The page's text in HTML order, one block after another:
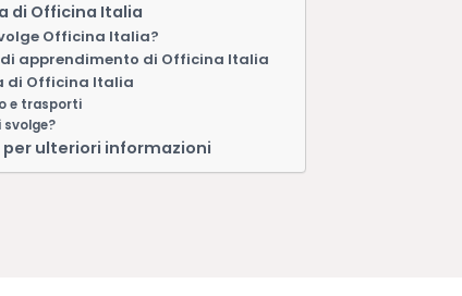
di Officina Italia
Officina Italia?
apprendimento di Officina Italia
di Officina Italia
e trasporti
svolge?
ulteriori informazioni